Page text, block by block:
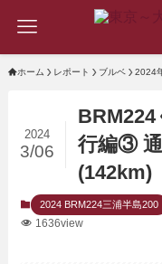
ホーム レポート ブルベ 2024
行編③
(142km)
2024
3/06
2024 BRM224三浦半島200
1636view